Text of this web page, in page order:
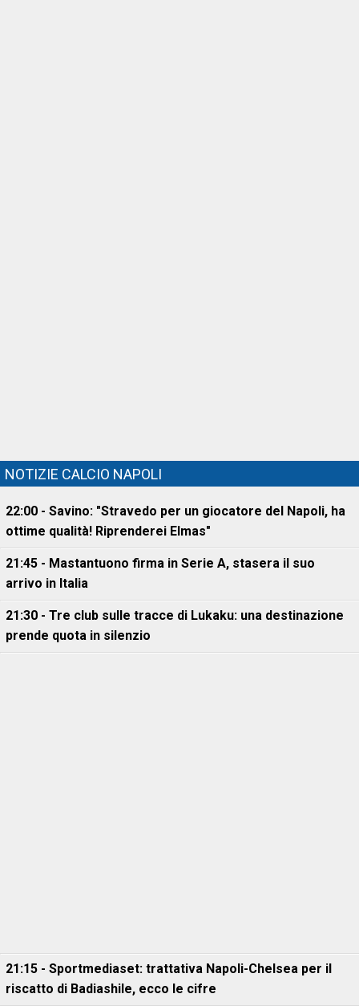
NOTIZIE CALCIO NAPOLI
22:00 - Savino: "Stravedo per un giocatore del Napoli, ha
ottime qualità! Riprenderei Elmas"
21:45 - Mastantuono firma in Serie A, stasera il suo
arrivo in Italia
21:30 - Tre club sulle tracce di Lukaku: una destinazione
prende quota in silenzio
21:15 - Sportmediaset: trattativa Napoli-Chelsea per il
riscatto di Badiashile, ecco le cifre